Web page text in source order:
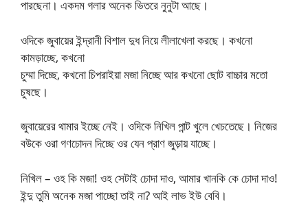
পারছেনা। একদম গলার অনেক ভিতরে নুনুটা আছে।
ওদিকে জুবায়ের ইন্দ্রানী বিশাল দুধ নিয়ে লীলাখেলা করছে। কখনো
কামড়াচ্ছে, কখনো
চুম্মা দিচ্ছে, কখনো চিপরাইয়া মজা নিচ্ছে আর কখনো ছোট বাচ্চার মতো
চুষছে।
জুবায়েরের থামার ইচ্ছে নেই। ওদিকে নিখিল পান্ট খুলে খেচতেছে। নিজের
বউকে ওরা গণচোদন দিচ্ছে ওর যেন প্রাণ জুড়ায় যাচ্ছে।
নিখিল – ওহ কি মজা! ওহ সেটাই চোদা দাও, আমার খানকি কে চোদা দাও!
ইন্দু তুমি অনেক মজা পাচ্ছো তাই না? আই লাভ ইউ বেবি।